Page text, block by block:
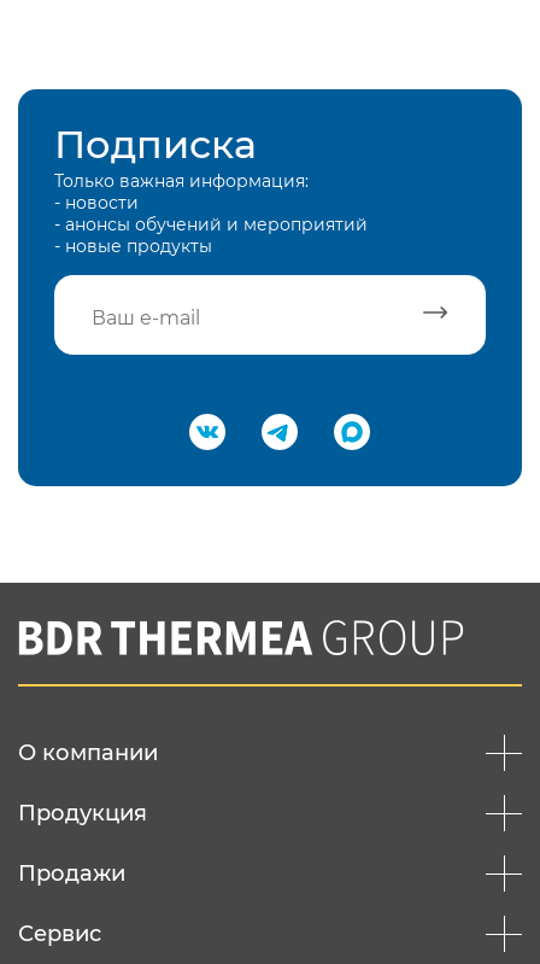
Подписка
Только важная информация:
- новости
- анонсы обучений и мероприятий
- новые продукты
Подтвердить e-mail
Вы соглашаетесь с нашей политикой
конфеденциальности
О компании
Продукция
Продажи
Сервис